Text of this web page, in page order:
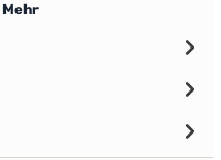
Mehr